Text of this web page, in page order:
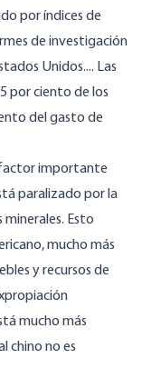
por índices de
de investigación
Unidos.... Las
por ciento de los
del gasto de
factor importante
paralizado por la
Esto
mucho más
y recursos de
mucho más
chino no es